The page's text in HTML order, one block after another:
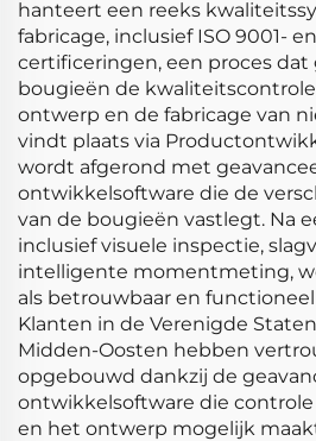
hanteert een reeks
fabricage, inclusief ISO 9001-
certificeringen, een proces dat
bougieën de
ontwerp en de fabricage van
vindt plaats via
wordt afgerond met
ontwikkelsoftware die de
van de bougieën vastlegt. Na
inclusief visuele inspectie,
intelligente momentmeting,
als betrouwbaar en
Klanten in de Verenigde
Midden-Oosten hebben
opgebouwd dankzij de
ontwikkelsoftware die
en het ontwerp mogelijk